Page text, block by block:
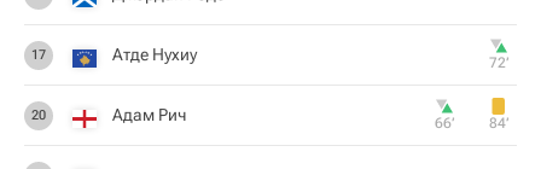
17 Атде Нухиу 72‎’‎
20 Адам Рич 66‎’‎ 84‎’‎